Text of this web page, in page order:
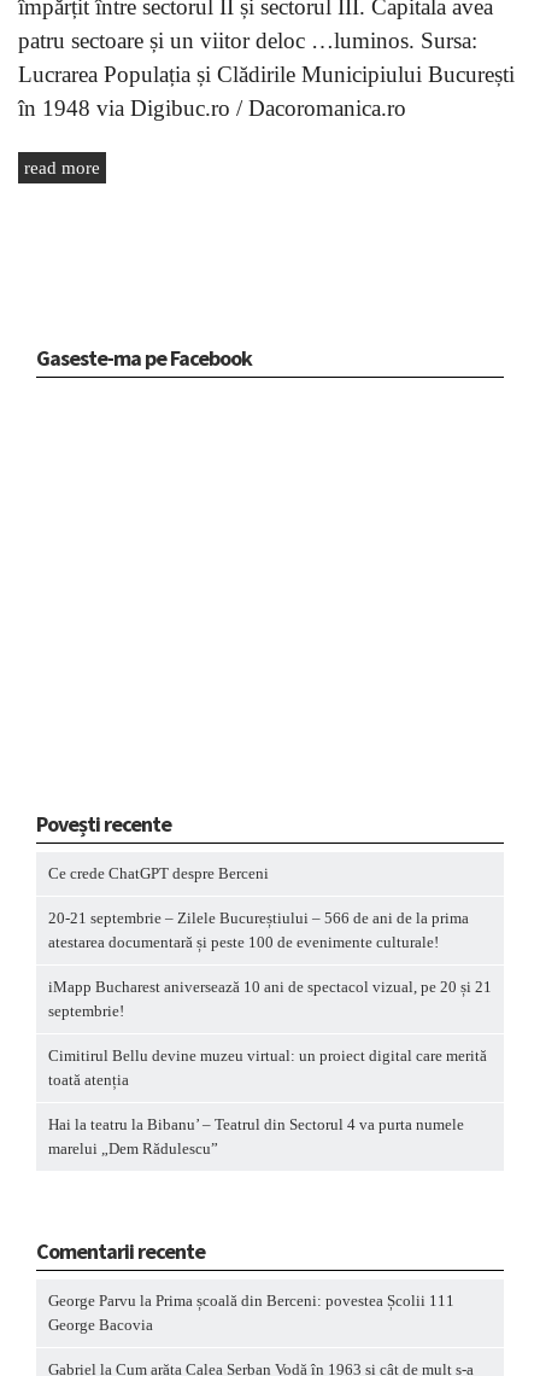
împărțit între sectorul II și sectorul III. Capitala avea
patru sectoare și un viitor deloc …luminos. Sursa:
Lucrarea Populația și Clădirile Municipiului București
în 1948 via Digibuc.ro / Dacoromanica.ro
read more
Gaseste-ma pe Facebook
Povești recente
Ce crede ChatGPT despre Berceni
20-21 septembrie – Zilele Bucureștiului – 566 de ani de la prima
atestarea documentară și peste 100 de evenimente culturale!
iMapp Bucharest aniversează 10 ani de spectacol vizual, pe 20 și 21
septembrie!
Cimitirul Bellu devine muzeu virtual: un proiect digital care merită
toată atenția
Hai la teatru la Bibanu’ – Teatrul din Sectorul 4 va purta numele
marelui „Dem Rădulescu”
Comentarii recente
George Parvu la Prima școală din Berceni: povestea Școlii 111
George Bacovia
Gabriel la Cum arăta Calea Șerban Vodă în 1963 și cât de mult s-a